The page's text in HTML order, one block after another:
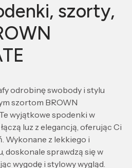
szorty,
odrobinę swobody i stylu
szortom BROWN
wyjątkowe spodenki w
luz z elegancją, oferując Ci
Wykonane z lekkiego i
doskonale sprawdzą się w
wygodę i stylowy wygląd.